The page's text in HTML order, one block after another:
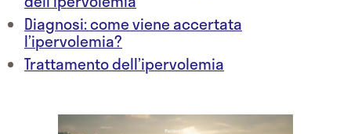
Diagnosi: come viene accertata
l’ipervolemia?
Trattamento dell’ipervolemia